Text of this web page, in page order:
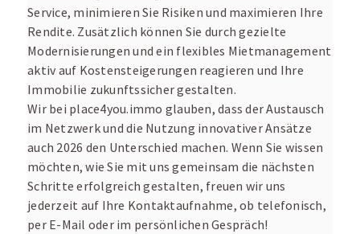
Service, minimieren Sie Risiken und maximieren Ihre
Rendite. Zusätzlich können Sie durch gezielte
Modernisierungen und ein flexibles Mietmanagement
aktiv auf Kostensteigerungen reagieren und Ihre
Immobilie zukunftssicher gestalten.
Wir bei place4you.immo glauben, dass der Austausch
im Netzwerk und die Nutzung innovativer Ansätze
auch 2026 den Unterschied machen. Wenn Sie wissen
möchten, wie Sie mit uns gemeinsam die nächsten
Schritte erfolgreich gestalten, freuen wir uns
jederzeit auf Ihre Kontaktaufnahme, ob telefonisch,
per E-Mail oder im persönlichen Gespräch!